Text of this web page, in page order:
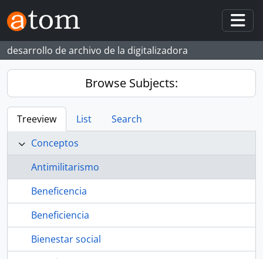
Skip to main content
desarrollo de archivo de la digitalizadora
Browse Subjects:
Treeview List
Search
Conceptos
Antimilitarismo
Beneficencia
Beneficiencia
Bienestar social